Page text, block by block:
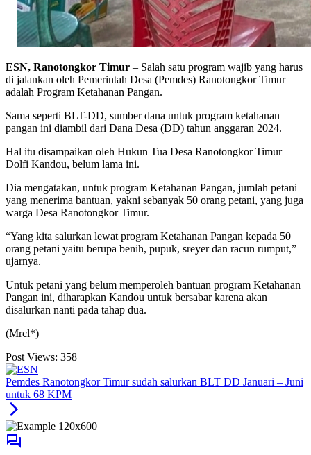
ESN, Ranotongkor Timur – Salah satu program wajib yang harus
di jalankan oleh Pemerintah Desa (Pemdes) Ranotongkor Timur
adalah Program Ketahanan Pangan.
Sama seperti BLT-DD, sumber dana untuk program ketahanan
pangan ini diambil dari Dana Desa (DD) tahun anggaran 2024.
Hal itu disampaikan oleh Hukun Tua Desa Ranotongkor Timur
Dolfi Kandou, belum lama ini.
Dia mengatakan, untuk program Ketahanan Pangan, jumlah petani
yang menerima bantuan, yakni sebanyak 50 orang petani, yang juga
warga Desa Ranotongkor Timur.
“Yang kita salurkan lewat program Ketahanan Pangan kepada 50
orang petani yaitu berupa benih, pupuk, sreyer dan racun rumput,”
ujarnya.
Untuk petani yang belum memperoleh bantuan program Ketahanan
Pangan ini, diharapkan Kandou untuk bersabar karena akan
disalurkan nanti pada tahap dua.
(Mrcl*)
Post Views: 358
Pemdes Ranotongkor Timur sudah salurkan BLT DD Januari – Juni
untuk 68 KPM